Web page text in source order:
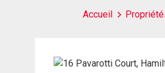
Accueil